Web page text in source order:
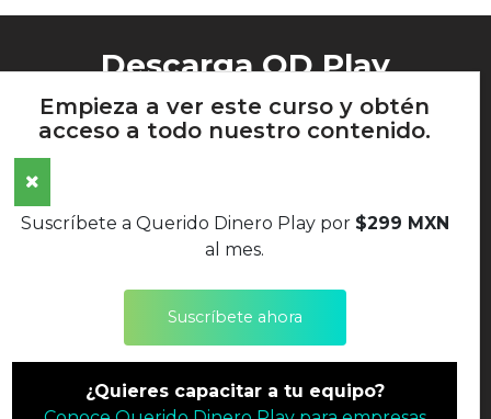
Empieza a ver este curso y obtén
acceso a todo nuestro contenido.
Suscríbete a Querido Dinero Play por $299 MXN
al mes.
Suscríbete ahora
¿Quieres capacitar a tu equipo?
Descarga QD Play
AVISO DE PRIVACIDAD
TÉRMINOS Y CONDICIONES
©2022 QUERIDO DINERO S.A. DE C.V. TODOS LOS